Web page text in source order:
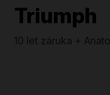
Triumph
10 let záruka +